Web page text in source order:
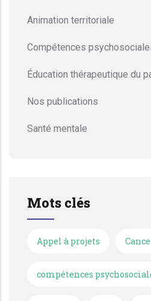
Animation territoriale
Compétences
Éducation thérapeutique du
Nos publications
Santé mentale
Mots clés
Appel à projets
compétences